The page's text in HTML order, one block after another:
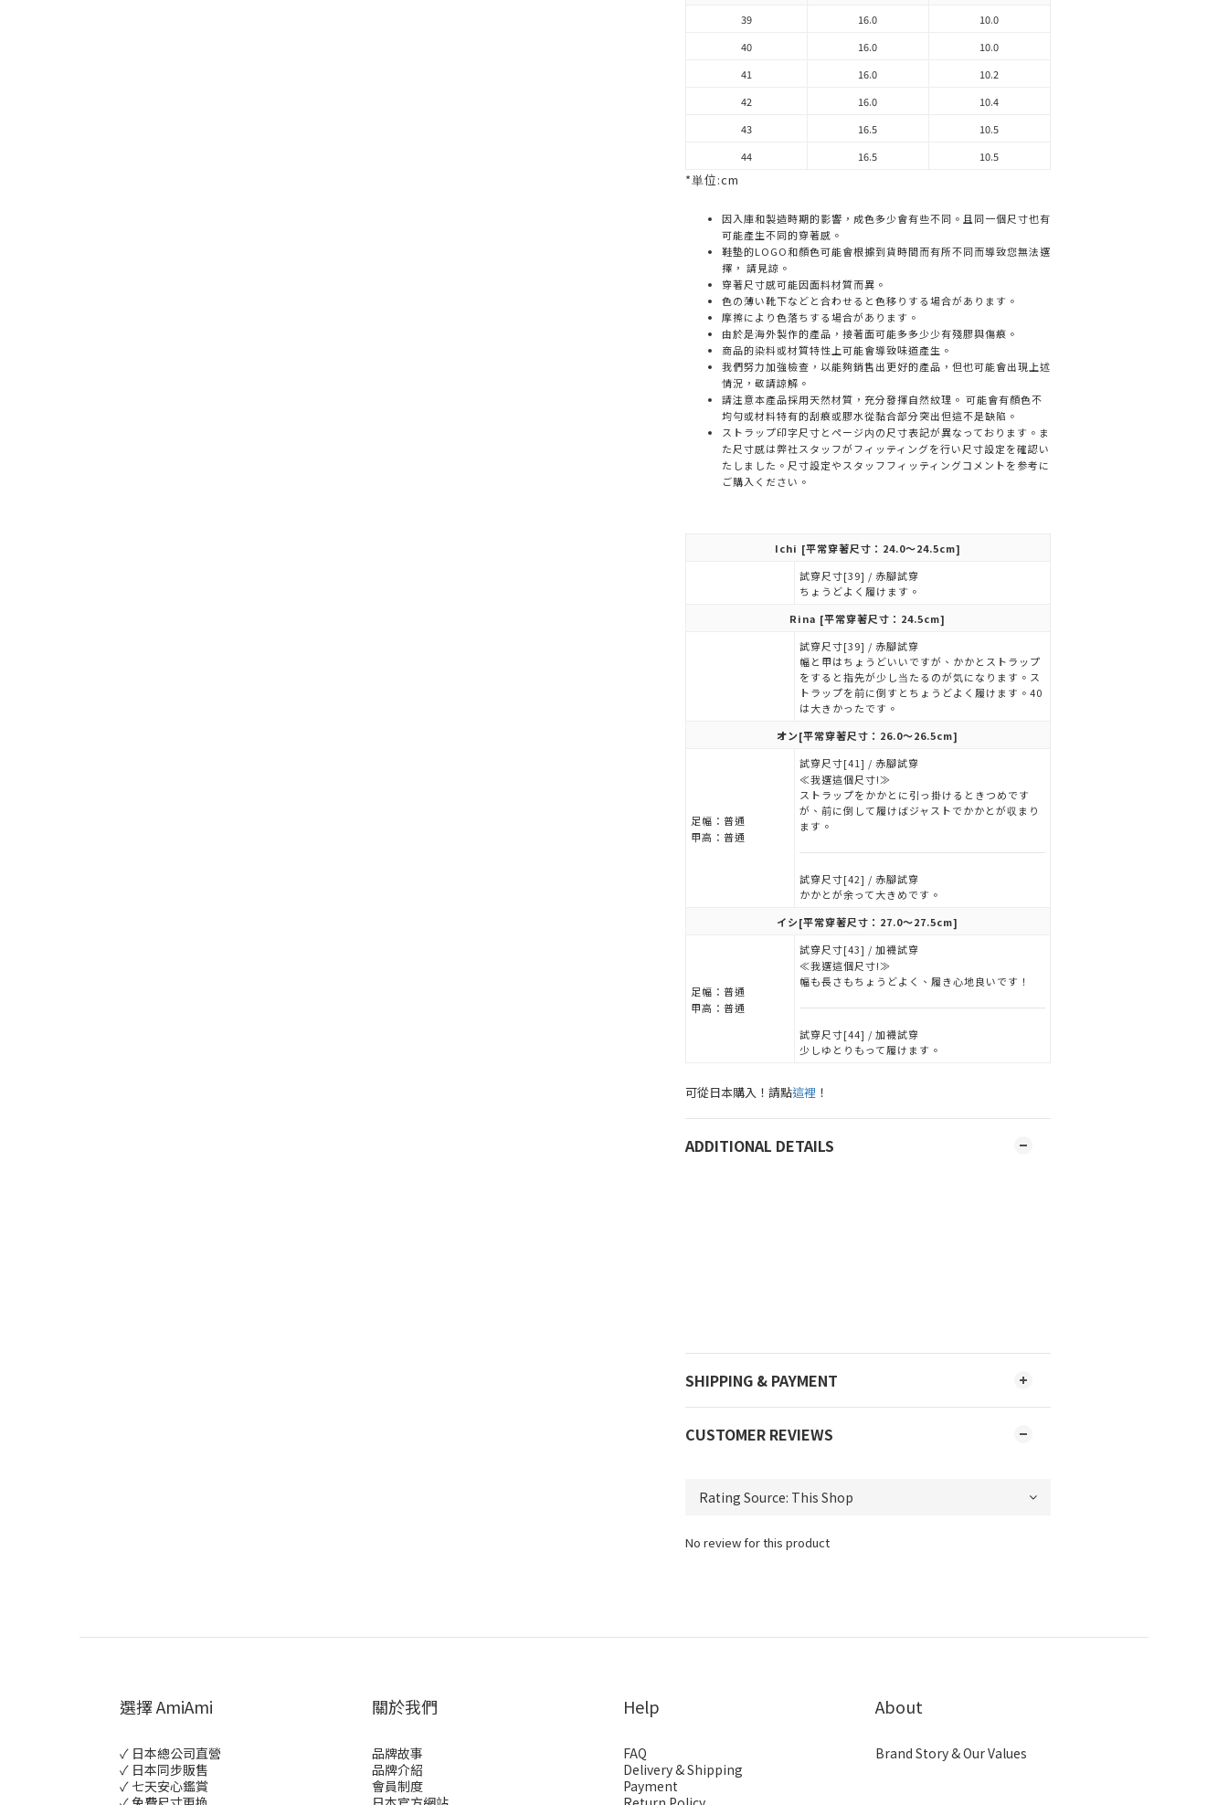
39
16.0
10.0
40
16.0
10.0
41
16.0
10.2
42
16.0
10.4
43
16.5
10.5
44
16.5 10.5
*単位:cm
因入庫和製造時期的影響，成色多少會有些不同。且同一個尺寸也有
可能產生不同的穿著感。
鞋墊的LOGO和顏色可能會根據到貨時間而有所不同而導致您無法選
擇， 請見諒。
穿著尺寸感可能因面料材質而異。
色の薄い靴下などと合わせると色移りする場合があります。
摩擦により色落ちする場合があります。
由於是海外製作的產品，接著面可能多多少少有殘膠與傷痕。
商品的染料或材質特性上可能會導致味道產生。
我們努力加強檢查，以能夠銷售出更好的產品，但也可能會出現上述
情況，敬請諒解。
請注意本產品採用天然材質，充分發揮自然紋理。 可能會有顏色不
均勻或材料特有的刮痕或膠水從黏合部分突出但這不是缺陷。
ストラップ印字尺寸とページ内の尺寸表記が異なっております。ま
た尺寸感は弊社スタッフがフィッティングを行い尺寸設定を確認い
たしました。尺寸設定やスタッフフィッティングコメントを参考に
ご購入ください。
Ichi [平常穿著尺寸：24.0～24.5cm]
試穿尺寸[39] / 赤腳試穿
ちょうどよく履けます。
Rina [平常穿著尺寸：24.5cm]
試穿尺寸[39] / 赤腳試穿
幅と甲はちょうどいいですが、かかとストラップ
をすると指先が少し当たるのが気になります。ス
トラップを前に倒すとちょうどよく履けます。40
は大きかったです。
オン[平常穿著尺寸：26.0～26.5cm]
足幅： 普通
甲高： 普通
試穿尺寸[41] / 赤腳試穿
≪我選這個尺寸!≫
ストラップをかかとに引っ掛けるときつめです
が、前に倒して履けばジャストでかかとが収まり
ます。
試穿尺寸[42] / 赤腳試穿
かかとが余って大きめです。
イシ[平常穿著尺寸：27.0～27.5cm]
足幅： 普通
甲高： 普通
試穿尺寸[43] / 加襪試穿
≪我選這個尺寸!≫
幅も長さもちょうどよく、履き心地良いです！
試穿尺寸[44] / 加襪試穿
少しゆとりもって履けます。
可從日本購入！請點這裡 ！
ADDITIONAL DETAILS
SHIPPING & PAYMENT
CUSTOMER REVIEWS
No review for this product
選擇 AmiAmi
✓ 日本總公司直營
✓ 日本同步販售
✓ 七天安心鑑賞
關於我們
品牌故事
品牌介紹
會員制度
Help
FAQ
Delivery & Shipping
Payment
About
Brand Story & Our Values